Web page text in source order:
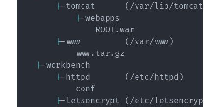
|-tomcat ( /var/lib/tomcat
|-webapps
                ROOT.war
|-www ( /var/www )
            www.tar.gz
|-workbench
|-httpd ( /etc/httpd )
            conf
|-letsencrypt ( /etc/letsencrypt